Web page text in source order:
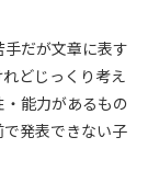
だが文章に表す
どじっくり考え
能力があるもの
発表できない子